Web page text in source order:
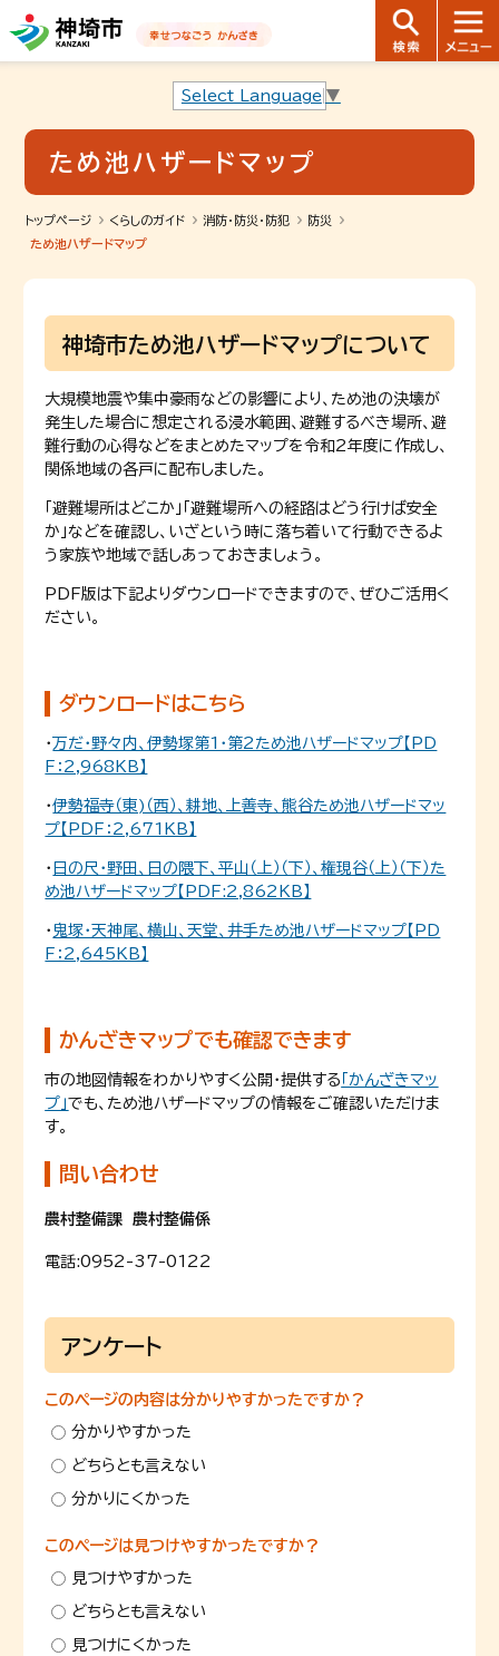
音声読み上げ用ナビゲーションです。
本文へ移動します
ページ最後（フッター）へ移動します
音声読み上げ用ナビゲーションはここまでです。
Select Language ▼
ため池ハザードマップ
トップページ くらしのガイド 消防・防災・防犯
防災
ため池ハザードマップ
神埼市ため池ハザードマップについて
大規模地震や集中豪雨などの影響により、ため池の決壊が
発生した場合に想定される浸水範囲、避難するべき場所、避
難行動の心得などをまとめたマップを令和2年度に作成し、
関係地域の各戸に配布しました。
「避難場所はどこか」「避難場所への経路はどう行けば安全
か」などを確認し、いざという時に落ち着いて行動できるよ
う家族や地域で話しあっておきましょう。
PDF版は下記よりダウンロードできますので、ぜひご活用く
ださい。
ダウンロードはこちら
・ 万だ・野々内、伊勢塚第1・第2ため池ハザードマップ【PD
F：2,968KB】
・伊勢福寺（東)（西）、耕地、上善寺、熊谷ため池ハザードマッ
プ【PDF：2,671KB】
・ 日の尺・野田、日の隈下、平山（上）（下）、権現谷（上）（下）た
め池ハザードマップ【PDF:2,862KB】
・ 鬼塚・天神尾、横山、天堂、井手ため池ハザードマップ【PD
F：2,645KB】
かんざきマップでも確認できます
市の地図情報をわかりやすく公開・提供する 「かんざきマッ
プ」でも、ため池ハザードマップの情報をご確認いただけま
す。
問い合わせ
農村整備課 農村整備係
電話:0952-37-0122
アンケート
このページの内容は分かりやすかったですか？
分かりやすかった
どちらとも言えない
分かりにくかった
このページは見つけやすかったですか？
見つけやすかった
どちらとも言えない
見つけにくかった